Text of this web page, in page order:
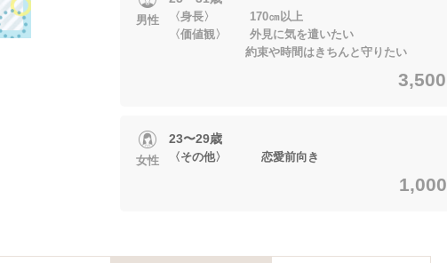
男性
〈身長〉 170㎝以上
〈価値観〉 外見に気を遣いたい
約束や時間はきちんと守りたい
3,500
女性
23〜29歳
〈その他〉 恋愛前向き
1,000